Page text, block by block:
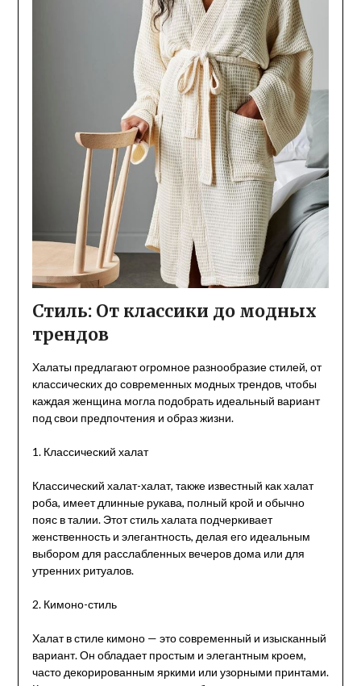
Стиль: От классики до модных
трендов
Халаты предлагают огромное разнообразие стилей, от
классических до современных модных трендов, чтобы
каждая женщина могла подобрать идеальный вариант
под свои предпочтения и образ жизни.
1. Классический халат
Классический халат-халат, также известный как халат
роба, имеет длинные рукава, полный крой и обычно
пояс в талии. Этот стиль халата подчеркивает
женственность и элегантность, делая его идеальным
выбором для расслабленных вечеров дома или для
утренних ритуалов.
2. Кимоно-стиль
Халат в стиле кимоно — это современный и изысканный
вариант. Он обладает простым и элегантным кроем,
часто декорированным яркими или узорными принтами.